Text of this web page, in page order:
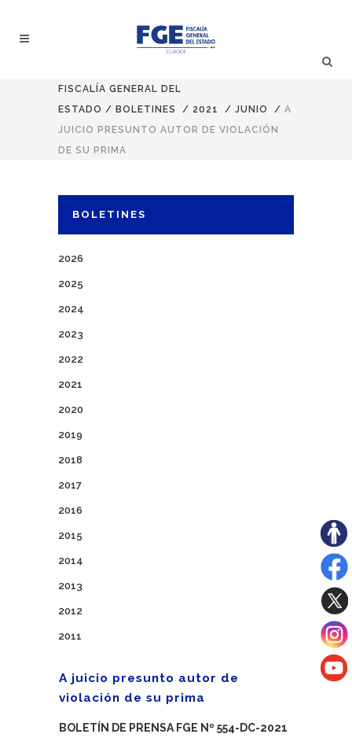
FISCALÍA GENERAL DEL
ESTADO / BOLETINES / 2021 / JUNIO / A
JUICIO PRESUNTO AUTOR DE VIOLACIÓN
DE SU PRIMA
BOLETINES
2026
2025
2024
2023
2022
2021
2020
2019
2018
2017
2016
2015
2014
2013
2012
2011
A juicio presunto autor de
violación de su prima
BOLETÍN DE PRENSA FGE Nº 554-DC-2021